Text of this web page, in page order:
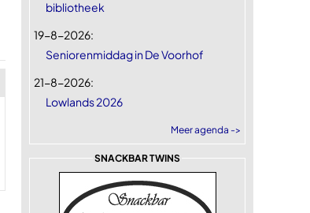
bibliotheek
19-8-2026:
Seniorenmiddag in De Voorhof
21-8-2026:
Lowlands 2026
Meer agenda ->
SNACKBAR TWINS